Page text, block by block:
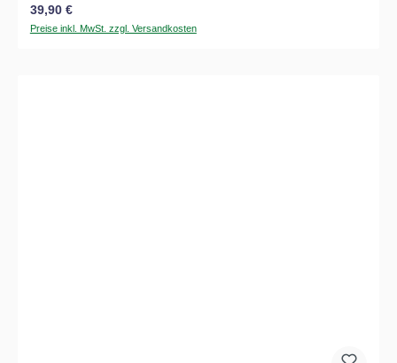
Regulärer Preis:
39,90 €
Preise inkl. MwSt. zzgl. Versandkosten